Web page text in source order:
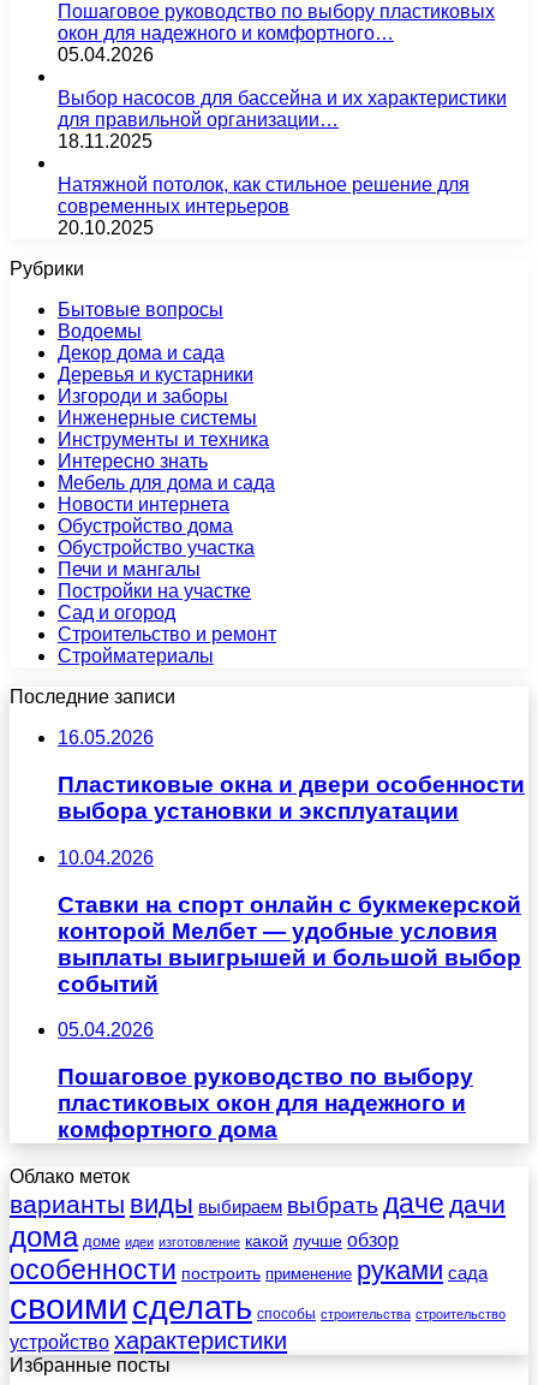
Пошаговое руководство по выбору пластиковых
окон для надежного и комфортного…
05.04.2026
Выбор насосов для бассейна и их характеристики
для правильной организации…
18.11.2025
Натяжной потолок, как стильное решение для
современных интерьеров
20.10.2025
Рубрики
Бытовые вопросы
Водоемы
Декор дома и сада
Деревья и кустарники
Изгороди и заборы
Инженерные системы
Инструменты и техника
Интересно знать
Мебель для дома и сада
Новости интернета
Обустройство дома
Обустройство участка
Печи и мангалы
Постройки на участке
Сад и огород
Строительство и ремонт
Стройматериалы
Последние записи
16.05.2026
Пластиковые окна и двери особенности
выбора установки и эксплуатации
10.04.2026
Ставки на спорт онлайн с букмекерской
конторой Мелбет — удобные условия
выплаты выигрышей и большой выбор
событий
05.04.2026
Пошаговое руководство по выбору
пластиковых окон для надежного и
комфортного дома
Облако меток
варианты виды выбираем выбрать даче дачи
дома доме идеи изготовление какой лучше обзор
особенности построить применение руками сада
своими сделать способы строительства строительство
устройство характеристики
Избранные посты